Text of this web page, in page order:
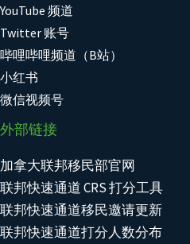
YouTube 频道
Twitter 账号
哔哩哔哩频道（B站）
小红书
微信视频号
外部链接
加拿大联邦移民部官网
联邦快速通道 CRS 打分工具
联邦快速通道移民邀请更新
联邦快速通道打分人数分布